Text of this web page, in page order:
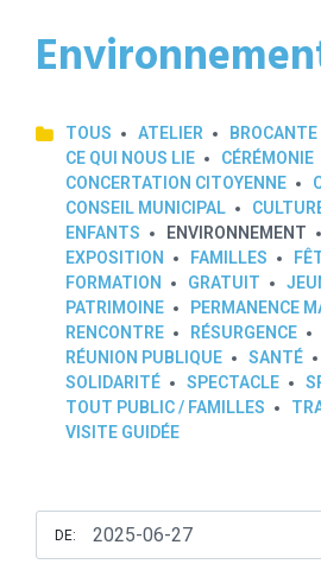
TOUS ATELIER
CE QUI NOUS LIE
CÉRÉMONIE
CONCERTATION CITOYENNE
CONSEIL MUNICIPAL
ENFANTS
ENVIRONNEMENT
EXPOSITION
FAMILLES
FORMATION
GRATUIT
PATRIMOINE
PERMANENCE
RENCONTRE
RÉSURGENCE
RÉUNION PUBLIQUE
SANTÉ
SOLIDARITÉ
SPECTACLE
TOUT PUBLIC / FAMILLES
VISITE GUIDÉE
DE: